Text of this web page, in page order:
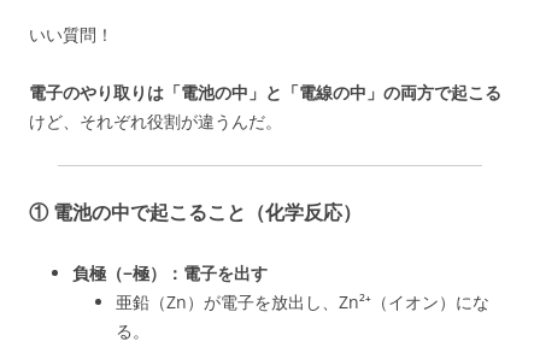
いい質問！
電子のやり取りは「電池の中」と「電線の中」の両方で起こる
けど、それぞれ役割が違うんだ。
① 電池の中で起こること（化学反応）
負極（−極）：電子を出す
亜鉛（Zn）が電子を放出し、Zn²⁺（イオン）にな
る。